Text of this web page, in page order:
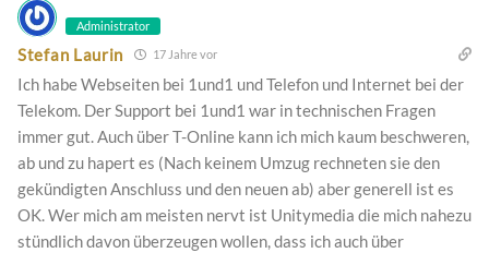
Administrator
Stefan Laurin 17 Jahre vor
Ich habe Webseiten bei 1und1 und Telefon und Internet bei der
Telekom. Der Support bei 1und1 war in technischen Fragen
immer gut. Auch über T-Online kann ich mich kaum beschweren,
ab und zu hapert es (Nach keinem Umzug rechneten sie den
gekündigten Anschluss und den neuen ab) aber generell ist es
OK. Wer mich am meisten nervt ist Unitymedia die mich nahezu
stündlich davon überzeugen wollen, dass ich auch über